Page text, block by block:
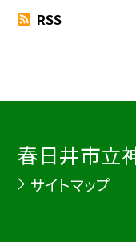
RSS
春日井市立
サイトマップ